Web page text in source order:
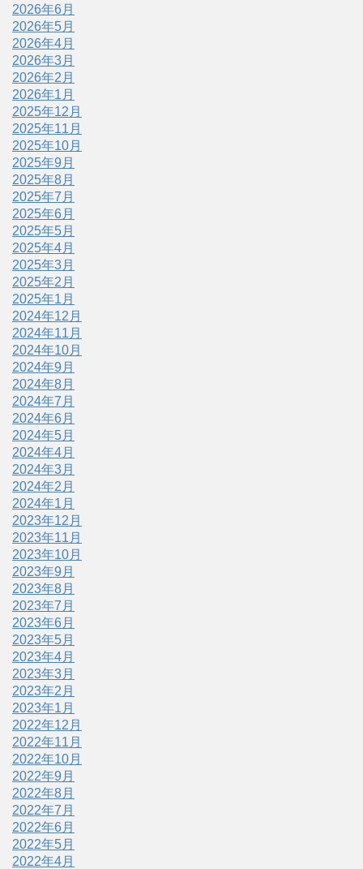
2026年6月
2026年5月
2026年4月
2026年3月
2026年2月
2026年1月
2025年12月
2025年11月
2025年10月
2025年9月
2025年8月
2025年7月
2025年6月
2025年5月
2025年4月
2025年3月
2025年2月
2025年1月
2024年12月
2024年11月
2024年10月
2024年9月
2024年8月
2024年7月
2024年6月
2024年5月
2024年4月
2024年3月
2024年2月
2024年1月
2023年12月
2023年11月
2023年10月
2023年9月
2023年8月
2023年7月
2023年6月
2023年5月
2023年4月
2023年3月
2023年2月
2023年1月
2022年12月
2022年11月
2022年10月
2022年9月
2022年8月
2022年7月
2022年6月
2022年5月
2022年4月